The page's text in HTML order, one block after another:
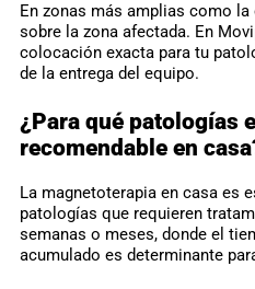
En zonas más amplias como
sobre la zona afectada. En
colocación exacta para tu
de la entrega del equipo.
¿Para qué patologías
recomendable en
La magnetoterapia en casa es
patologías que requieren
semanas o meses, donde el
acumulado es determinante